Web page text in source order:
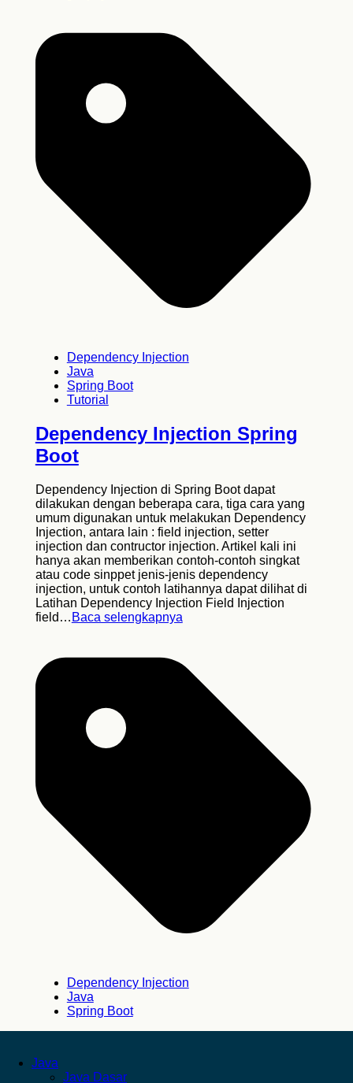
Dependency Injection
Java
Spring Boot
Tutorial
Dependency Injection Spring
Boot
Dependency Injection di Spring Boot dapat
dilakukan dengan beberapa cara, tiga cara yang
umum digunakan untuk melakukan Dependency
Injection, antara lain : field injection, setter
injection dan contructor injection. Artikel kali ini
hanya akan memberikan contoh-contoh singkat
atau code sinppet jenis-jenis dependency
injection, untuk contoh latihannya dapat dilihat di
Latihan Dependency Injection Field Injection
field… Baca selengkapnya
Dependency Injection
Java
Spring Boot
Java
Java Dasar